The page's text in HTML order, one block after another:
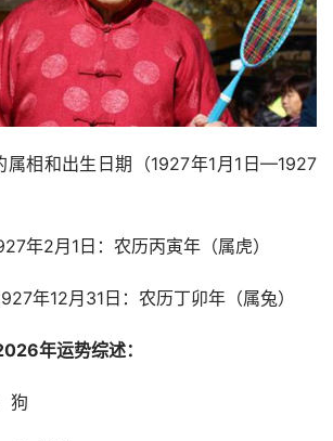
相和出生日期（1927年1月1日—1927
年2月1日：农历丙寅年（属虎）
年12月31日：农历丁卯年（属兔）
年运势综述：
狗